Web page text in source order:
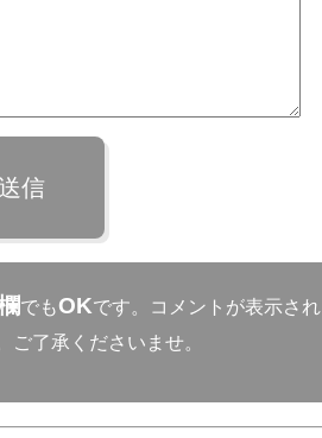
信
でもOKです。コメントが表示され
了承くださいませ。